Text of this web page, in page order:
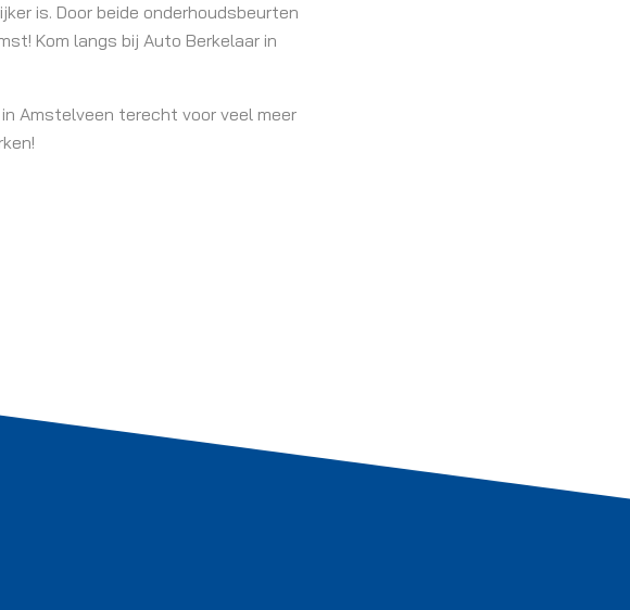
is. Door beide onderhoudsbeurten
Kom langs bij Auto Berkelaar in
Amstelveen terecht voor veel meer